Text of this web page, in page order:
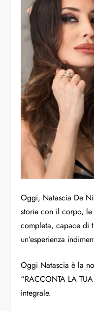
Oggi, Natascia De
storie con il corpo, le
completa, capace di
un’esperienza
Oggi Natascia è la
“RACCONTA LA
integrale.